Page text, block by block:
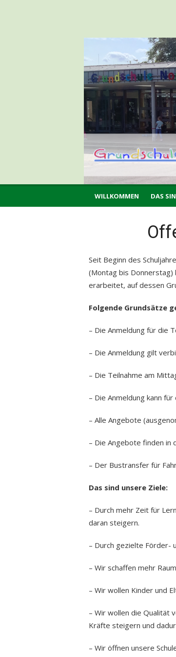
WILLKOMMEN DAS
Seit Beginn des
(Montag bis Donnerstag)
erarbeitet, auf dessen
Folgende Grundsätze
– Die Anmeldung für die
– Die Anmeldung gilt
– Die Teilnahme am
– Die Anmeldung kann
– Alle Angebote
– Die Angebote finden in
– Der Bustransfer für
Das sind unsere Ziele:
– Durch mehr Zeit für
daran steigern.
– Durch gezielte Förder-
– Wir schaffen mehr
– Wir wollen Kinder und
– Wir wollen die Qualität
Kräfte steigern und
– Wir öffnen unsere